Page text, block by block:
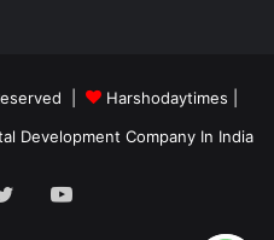
| Harshodaytimes
Development Company In India
TwitterYouTube